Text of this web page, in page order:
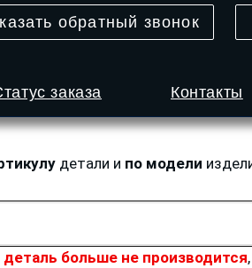
обратный звонок
заказа Контакты
детали и по модели
больше не производится